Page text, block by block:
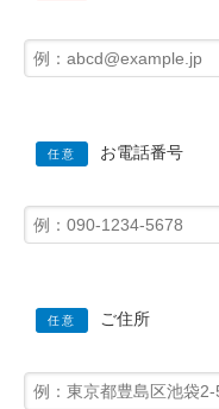
任意 お電話番号
任意 ご住所